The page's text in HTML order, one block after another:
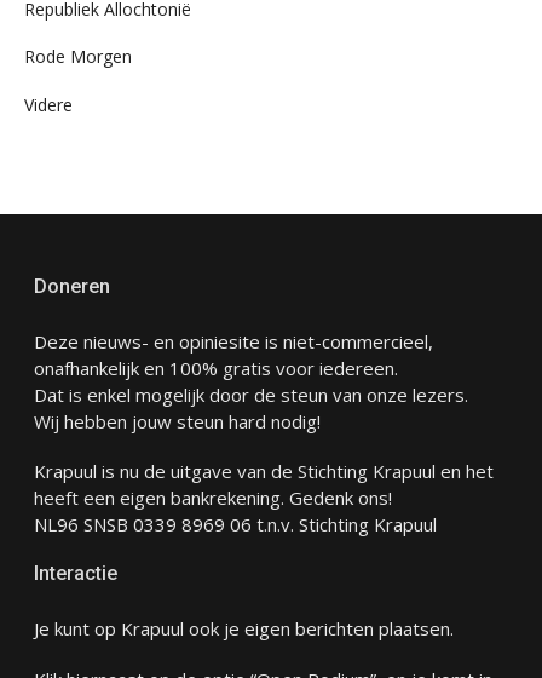
Republiek Allochtonië
Rode Morgen
Videre
Doneren
Deze nieuws- en opiniesite is niet-commercieel,
onafhankelijk en 100% gratis voor iedereen.
Dat is enkel mogelijk door de steun van onze lezers.
Wij hebben jouw steun hard nodig!
Krapuul is nu de uitgave van de Stichting Krapuul en het
heeft een eigen bankrekening. Gedenk ons!
NL96 SNSB 0339 8969 06 t.n.v. Stichting Krapuul
Interactie
Je kunt op Krapuul ook je eigen berichten plaatsen.